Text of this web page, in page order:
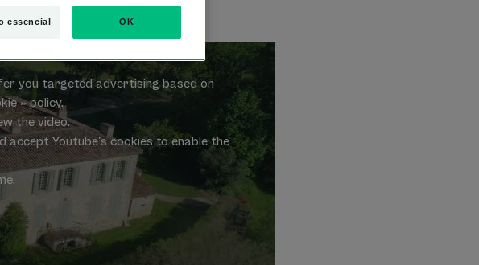
you targeted advertising based on
» policy.
the video.
accept Youtube's cookies to enable the
essencial OK